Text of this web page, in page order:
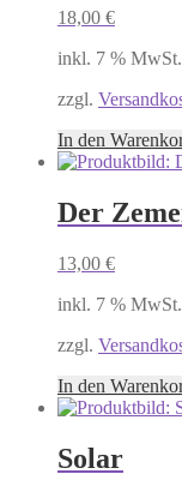
18,00 €
inkl. 7 % MwSt.
zzgl.
In den
Der
13,00 €
inkl. 7 % MwSt.
zzgl.
In den
Solar